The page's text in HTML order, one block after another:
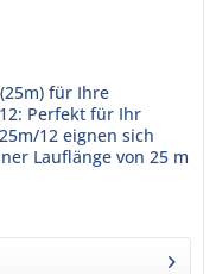
für Ihre
Perfekt für Ihr
12 eignen sich
Lauflänge von 25 m